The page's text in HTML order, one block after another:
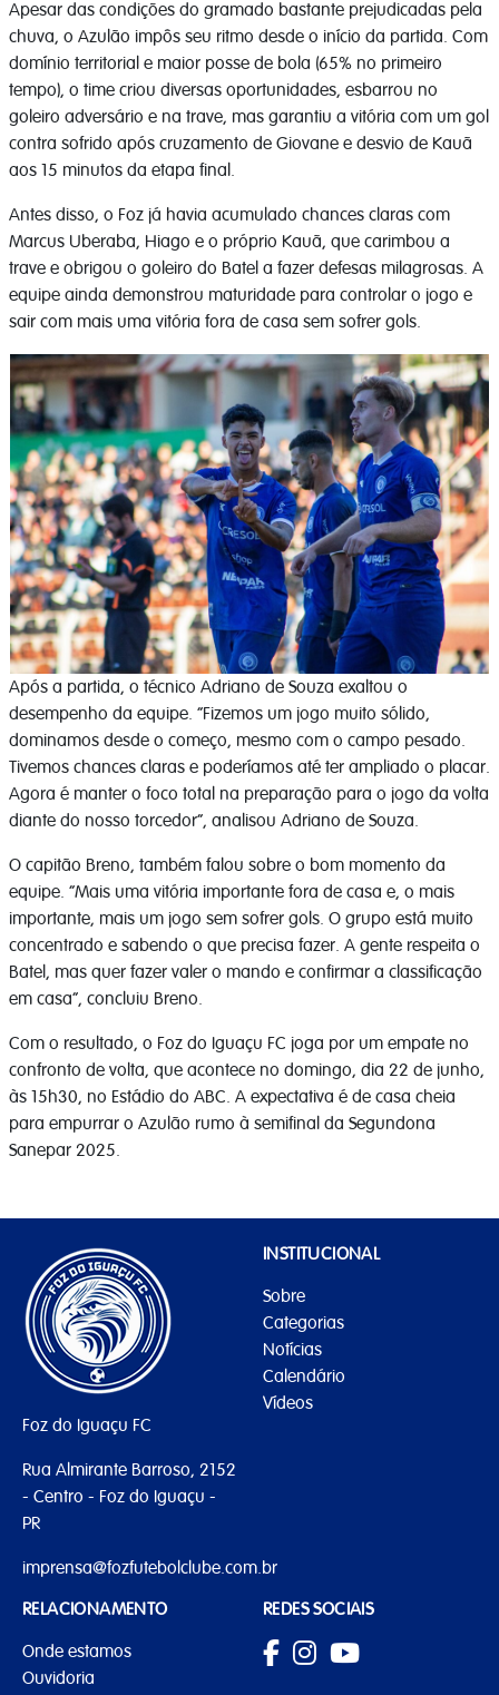
Apesar das condições do gramado bastante prejudicadas pela
chuva, o Azulão impôs seu ritmo desde o início da partida. Com
domínio territorial e maior posse de bola (65% no primeiro
tempo), o time criou diversas oportunidades, esbarrou no
goleiro adversário e na trave, mas garantiu a vitória com um gol
contra sofrido após cruzamento de Giovane e desvio de Kauã
aos 15 minutos da etapa final.
Antes disso, o Foz já havia acumulado chances claras com
Marcus Uberaba, Hiago e o próprio Kauã, que carimbou a
trave e obrigou o goleiro do Batel a fazer defesas milagrosas. A
equipe ainda demonstrou maturidade para controlar o jogo e
sair com mais uma vitória fora de casa sem sofrer gols.
Após a partida, o técnico Adriano de Souza exaltou o
desempenho da equipe. “Fizemos um jogo muito sólido,
dominamos desde o começo, mesmo com o campo pesado.
Tivemos chances claras e poderíamos até ter ampliado o placar.
Agora é manter o foco total na preparação para o jogo da volta
diante do nosso torcedor”, analisou Adriano de Souza.
O capitão Breno, também falou sobre o bom momento da
equipe. “Mais uma vitória importante fora de casa e, o mais
importante, mais um jogo sem sofrer gols. O grupo está muito
concentrado e sabendo o que precisa fazer. A gente respeita o
Batel, mas quer fazer valer o mando e confirmar a classificação
em casa”, concluiu Breno.
Com o resultado, o Foz do Iguaçu FC joga por um empate no
confronto de volta, que acontece no domingo, dia 22 de junho,
às 15h30, no Estádio do ABC. A expectativa é de casa cheia
para empurrar o Azulão rumo à semifinal da Segundona
Sanepar 2025.
Foz do Iguaçu FC
Rua Almirante Barroso, 2152
- Centro - Foz do Iguaçu -
PR
imprensa@fozfutebolclube.com.br
INSTITUCIONAL
Sobre
Categorias
Notícias
Calendário
Vídeos
RELACIONAMENTO
Onde estamos
Ouvidoria
REDES SOCIAIS